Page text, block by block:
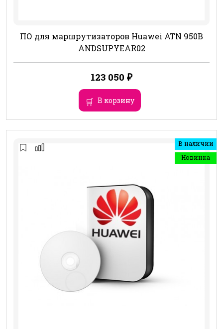
ПО для маршрутизаторов Huawei ATN 950B
ANDSUPYEAR02
123 050 ₽
В корзину
В наличии
Новинка